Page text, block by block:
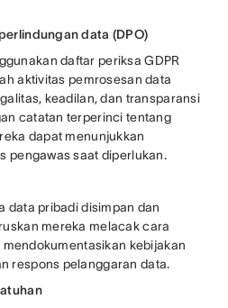
data (DPO)
daftar periksa GDPR
aktivitas pemrosesan data
keadilan, dan transparansi
catatan terperinci tentang
dapat menunjukkan
pengawas saat diperlukan.
data pribadi disimpan dan
mereka melacak cara
kebijakan
respons pelanggaran data.